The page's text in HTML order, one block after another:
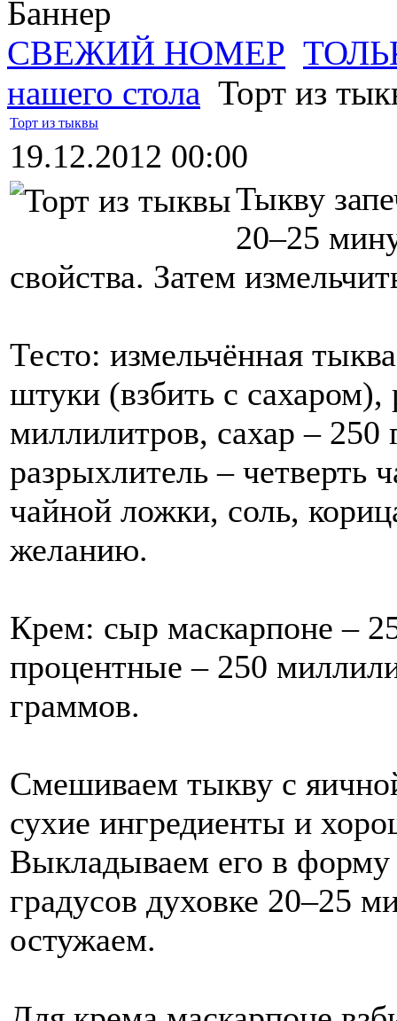
СВЕЖИЙ НОМЕР
нашего стола Торт из
Торт из тыквы
19.12.2012 00:00
Тыкву
20–25
свойства. Затем
Тесто: измельчённая
штуки (взбить с сахаром),
миллилитров, сахар –
разрыхлитель – четверть
чайной ложки, соль,
желанию.
Крем: сыр маскарпоне –
процентные – 250
граммов.
Смешиваем тыкву с
сухие ингредиенты и
Выкладываем его в форму
градусов духовке 20–25
остужаем.